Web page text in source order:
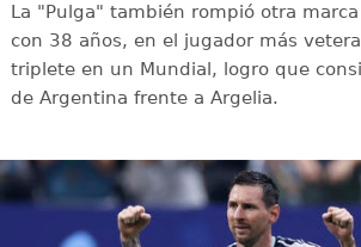
La "Pulga" también rompió otra
con 38 años, en el jugador más
triplete en un Mundial, logro que
de Argentina frente a Argelia.